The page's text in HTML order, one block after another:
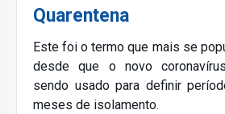
Quarentena
Este foi o termo que mais se
desde que o novo
sendo usado para definir
meses de isolamento.